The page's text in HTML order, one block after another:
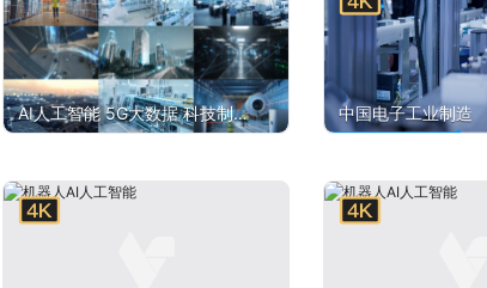
AI人工智能 5G大数据 科技制造
智慧工厂 工业制造
中国电子工业制造